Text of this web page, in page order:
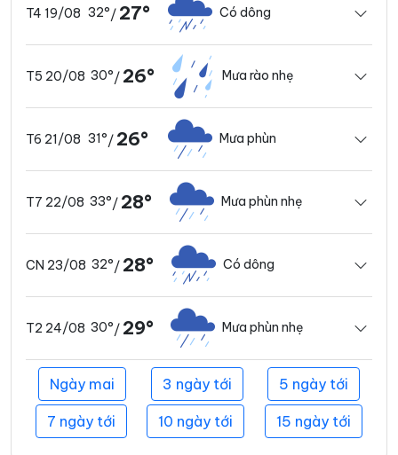
T4 19/08 32°/ 27° Có dông
T5 20/08 30°/ 26° Mưa rào nhẹ
T6 21/08 31°/ 26° Mưa phùn
T7 22/08 33°/ 28° Mưa phùn nhẹ
CN 23/08 32°/ 28° Có dông
T2 24/08 30°/ 29° Mưa phùn nhẹ
Ngày mai 3 ngày tới 5 ngày tới
7 ngày tới 10 ngày tới 15 ngày tới